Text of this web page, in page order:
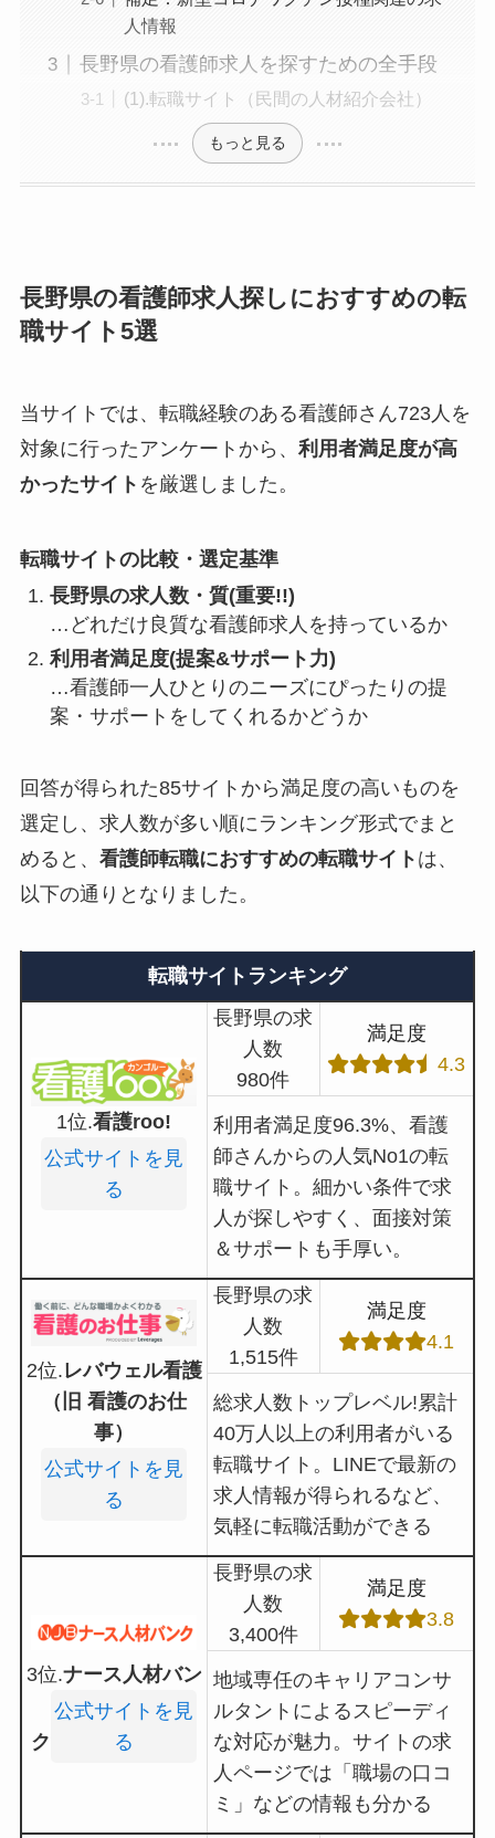
人情報
長野県の看護師求人を探すための全手段
(1).転職サイト（民間の人材紹介会社）
もっと見る
長野県の看護師求人探しにおすすめの転
職サイト5選
当サイトでは、転職経験のある看護師さん723人を
対象に行ったアンケートから、 利用者満足度が高
かったサイト を厳選しました。
転職サイトの比較・選定基準
長野県の求人数・質(重要!!)
…どれだけ良質な看護師求人を持っているか
利用者満足度(提案&サポート力)
…看護師一人ひとりのニーズにぴったりの提
案・サポートをしてくれるかどうか
回答が得られた85サイトから満足度の高いものを
選定し、求人数が多い順にランキング形式でまと
めると、 看護師転職におすすめの転職サイト は、
以下の通りとなりました。
転職サイトランキング
1位.看護roo!
公式サイトを見
る
長野県の求
人数
980件
満足度
4.3
利用者満足度96.3%、看護
師さんからの人気No1の転
職サイト。細かい条件で求
人が探しやすく、面接対策
＆サポートも手厚い。
2位.レバウェル看護
（旧 看護のお仕
事）
公式サイトを見
る
長野県の求
人数
1,515件
満足度
4.1
総求人数トップレベル!累計
40万人以上の利用者がいる
転職サイト。LINEで最新の
求人情報が得られるなど、
気軽に転職活動ができる
3位.ナース人材バン
ク
公式サイトを見
る
長野県の求
人数
3,400件
満足度
3.8
地域専任のキャリアコンサ
ルタントによるスピーディ
な対応が魅力。サイトの求
人ページでは「職場の口コ
ミ」などの情報も分かる